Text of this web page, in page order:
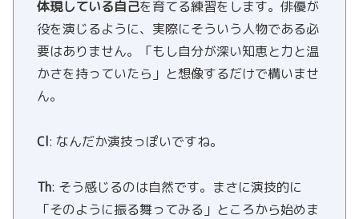
体現している自己を育てる練習をします。俳優が
役を演じるように、実際にそういう人物である必
要はありません。「もし自分が深い知恵と力と温
かさを持っていたら」と想像するだけで構いませ
ん。
Cl: なんだか演技っぽいですね。
Th: そう感じるのは自然です。まさに演技的に
「そのように振る舞ってみる」ところから始めま